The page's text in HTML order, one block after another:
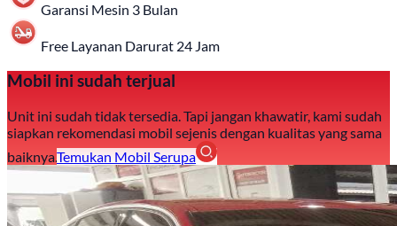
Garansi Mesin 3 Bulan
Free Layanan Darurat 24 Jam
Mobil ini sudah terjual
Unit ini sudah tidak tersedia. Tapi jangan khawatir, kami sudah
siapkan rekomendasi mobil sejenis dengan kualitas yang sama
baiknya.Temukan Mobil Serupa